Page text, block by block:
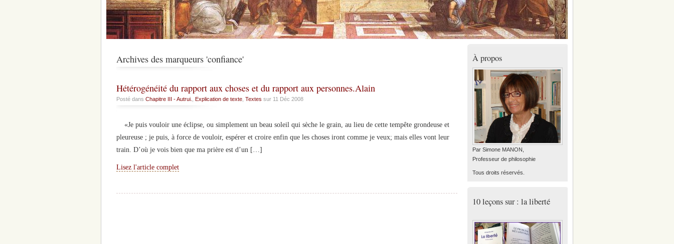
Archives des marqueurs 'confiance'
Hétérogénéité du rapport aux choses et du rapport aux personnes.Alain
Posté dans Chapitre III - Autrui., Explication de texte, Textes sur 11 Déc 2008
«Je puis vouloir une éclipse, ou simplement un beau soleil qui sèche le grain, au lieu de cette tempête grondeuse et
pleureuse ; je puis, à force de vouloir, espérer et croire enfin que les choses iront comme je veux; mais elles vont leur
train. D’où je vois bien que ma prière est d’un […]
Lisez l'article complet
À propos
Par Simone MANON,
Professeur de philosophie
Tous droits réservés.
10 leçons sur : la liberté